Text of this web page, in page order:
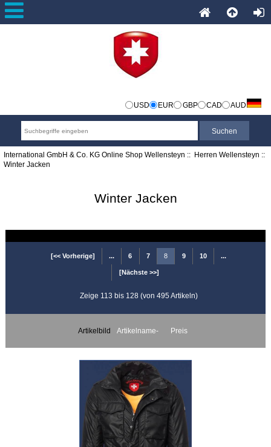
USD EUR GBP CAD AUD
International GmbH & Co. KG Online Shop Wellensteyn :: Herren Wellensteyn ::
Winter Jacken
Winter Jacken
[<< Vorherige] ... 6 7 8 9 10 ...
[Nächste >>]
Zeige 113 bis 128 (von 495 Artikeln)
Artikelbild Artikelname- Preis